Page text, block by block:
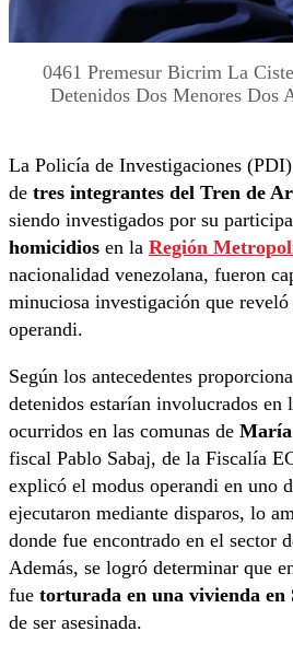
0461 Premesur Bicrim La
Detenidos Dos Menores Dos
La Policía de Investigaciones
de tres integrantes del Tren de
siendo investigados por su
homicidios en la Región
nacionalidad venezolana, fueron
minuciosa investigación que
operandi.
Según los antecedentes
detenidos estarían involucrados en
ocurridos en las comunas de
fiscal Pablo Sabaj, de la Fiscalía
explicó el modus operandi en uno
ejecutaron mediante disparos, lo
donde fue encontrado en el sector
Además, se logró determinar que
fue torturada en una vivienda en
de ser asesinada.